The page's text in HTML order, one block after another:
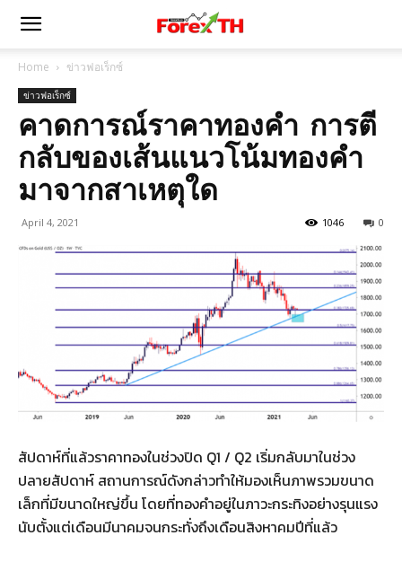
Home ข่าวฟอเร็กซ์
ข่าวฟอเร็กซ์
คาดการณ์ราคาทองคำ การตี
กลับของเส้นแนวโน้มทองคำ
มาจากสาเหตุใด
April 4, 2021 0
1046
สัปดาห์ที่แล้วราคาทองในช่วงปิด Q1 / Q2 เริ่มกลับมาในช่วง
ปลายสัปดาห์ สถานการณ์ดังกล่าวทำให้มองเห็นภาพรวมขนาด
เล็กที่มีขนาดใหญ่ขึ้น โดยที่ทองคำอยู่ในภาวะกระทิงอย่างรุนแรง
นับตั้งแต่เดือนมีนาคมจนกระทั่งถึงเดือนสิงหาคมปีที่แล้ว